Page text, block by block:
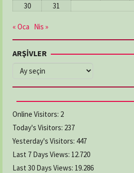
30
31
« Oca Nis »
ARŞİVLER
ARŞİVLER
Online Visitors: 2
Today's Visitors: 237
Yesterday's Visitors: 447
Last 7 Days Views: 12.720
Last 30 Days Views: 19.286